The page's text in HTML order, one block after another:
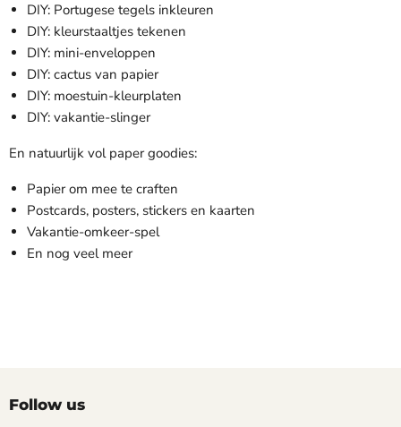
DIY: Portugese tegels inkleuren
DIY: kleurstaaltjes tekenen
DIY: mini-enveloppen
DIY: cactus van papier
DIY: moestuin-kleurplaten
DIY: vakantie-slinger
En natuurlijk vol paper goodies:
Papier om mee te craften
Postcards, posters, stickers en kaarten
Vakantie-omkeer-spel
En nog veel meer
Follow us